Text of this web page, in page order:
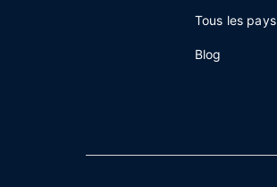
Tous les pays
Blog